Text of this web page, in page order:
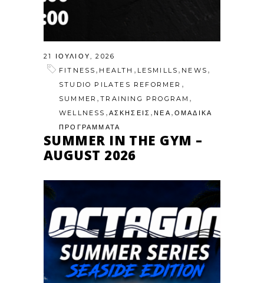
21 ΙΟΥΛΊΟΥ, 2026
FITNESS , HEALTH , LESMILLS , NEWS ,
STUDIO PILATES REFORMER ,
SUMMER ,TRAINING PROGRAM ,
WELLNESS , ΑΣΚΗΣΕΙΣ ,ΝΕΑ , ΟΜΑΔΙΚΑ
ΠΡΟΓΡΑΜΜΑΤΑ
SUMMER IN THE GYM –
AUGUST 2026